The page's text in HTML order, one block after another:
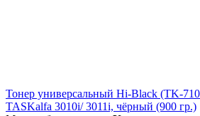
Тонер универсальный Hi-Black (TK-
TASKalfa 3010i/ 3011i, чёрный (900 гр.)